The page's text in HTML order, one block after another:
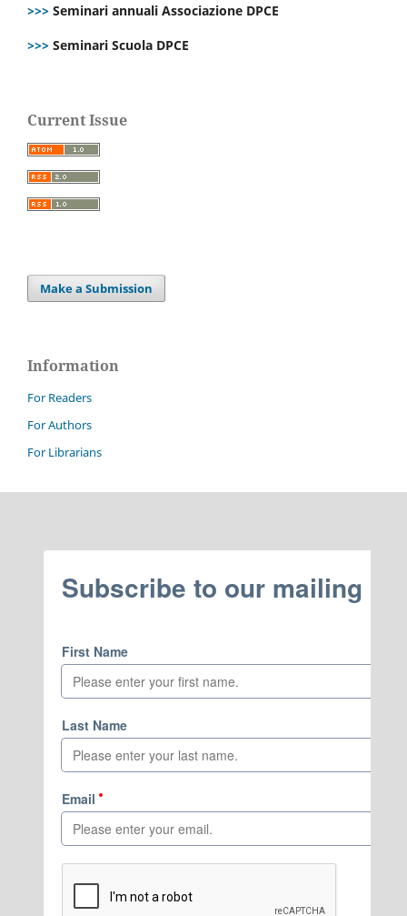
>>> Seminari annuali Associazione DPCE
>>> Seminari Scuola DPCE
Current Issue
Make a Submission
Information
For Readers
For Authors
For Librarians